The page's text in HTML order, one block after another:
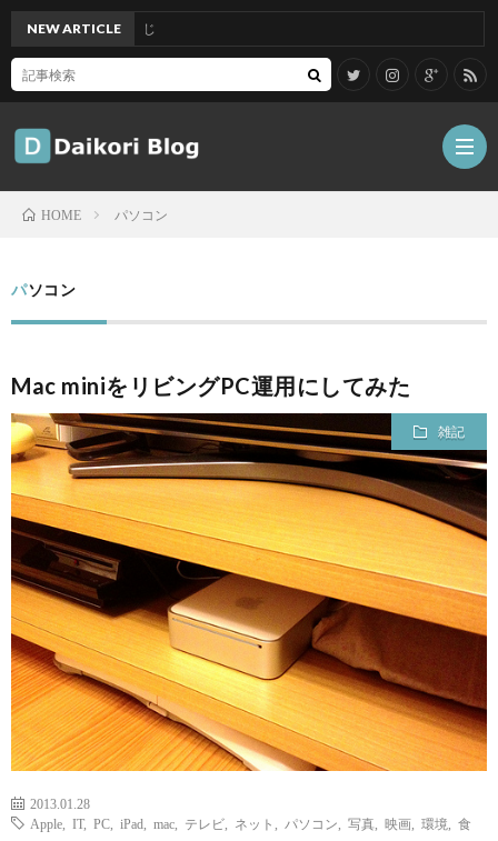
記
Tips
ジ
ェ
ッ
ト
グ
ル
メ
旅
行・
散
こ
の
ロ
NEW ARTICLE
mini M1 がいい感じ
HOME パソコン
パソコン
Mac miniをリビングPC運用にしてみた
雑記
2013.01.28
Apple
IT, PC iPad mac テレビ ネット パソコン 写真 映画 環境 食